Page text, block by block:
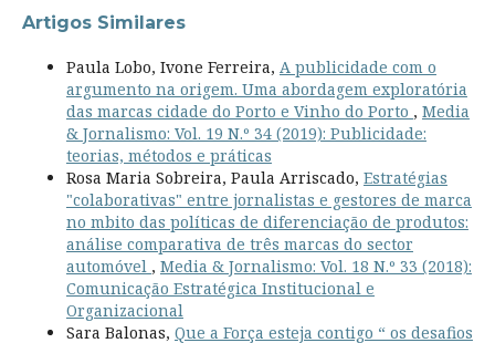
Artigos Similares
Paula Lobo, Ivone Ferreira, A publicidade com o
argumento na origem. Uma abordagem exploratória
das marcas cidade do Porto e Vinho do Porto , Media
& Jornalismo: Vol. 19 N.º 34 (2019): Publicidade:
teorias, métodos e práticas
Rosa Maria Sobreira, Paula Arriscado, Estratégias
"colaborativas" entre jornalistas e gestores de marca
no mbito das políticas de diferenciação de produtos:
análise comparativa de três marcas do sector
automóvel , Media & Jornalismo: Vol. 18 N.º 33 (2018):
Comunicação Estratégica Institucional e
Organizacional
Sara Balonas, Que a Força esteja contigo “ os desafios